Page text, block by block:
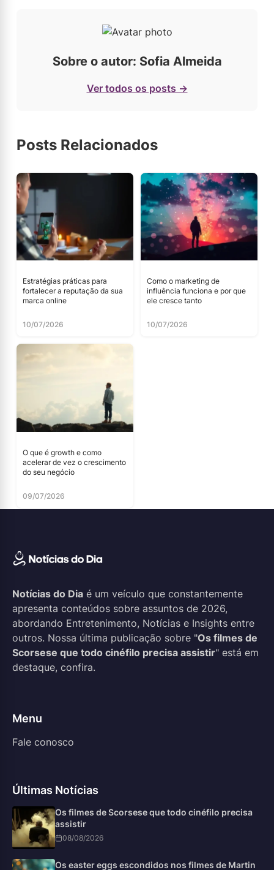
Sobre o autor: Sofia Almeida
Ver todos os posts →
Posts Relacionados
Estratégias práticas para
fortalecer a reputação da sua
marca online
10/07/2026
Como o marketing de
influência funciona e por que
ele cresce tanto
10/07/2026
O que é growth e como
acelerar de vez o crescimento
do seu negócio
09/07/2026
Notícias do Dia é um veículo que constantemente
apresenta conteúdos sobre assuntos de 2026,
abordando Entretenimento, Notícias e Insights entre
outros. Nossa última publicação sobre "Os filmes de
Scorsese que todo cinéfilo precisa assistir" está em
destaque, confira.
Menu
Fale conosco
Últimas Notícias
Os filmes de Scorsese que todo cinéfilo precisa
assistir
08/08/2026
Os easter eggs escondidos nos filmes de Martin